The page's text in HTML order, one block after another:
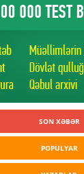
SON XƏBƏR
POPULYAR